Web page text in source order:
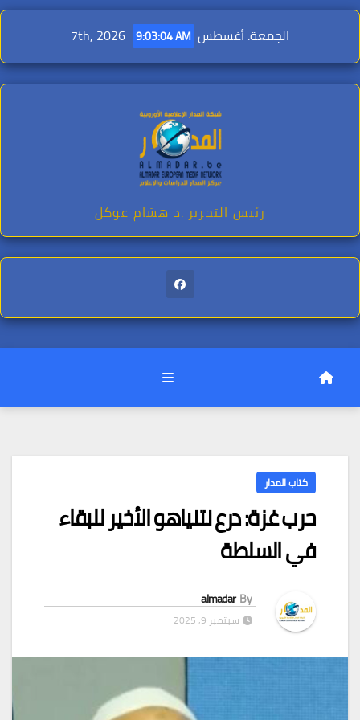
Skip
content
الجمعة. أغسطس 7th, 2026 9:03:05 AM
رئيس التحرير .د هشام عوكل
كتاب المدار
حرب غزة: درع نتنياهو الأخير للبقاء
في السلطة
By
almadar
سبتمبر 9, 2025